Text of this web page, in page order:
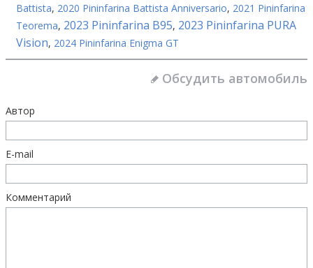
Battista, 2020 Pininfarina Battista Anniversario, 2021 Pininfarina
Teorema, 2023 Pininfarina B95, 2023 Pininfarina PURA
Vision, 2024 Pininfarina Enigma GT
Обсудить автомобиль
Автор
E-mail
Комментарий